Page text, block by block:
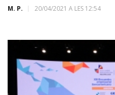
M. P. 20/04/2021 A LES 12:54